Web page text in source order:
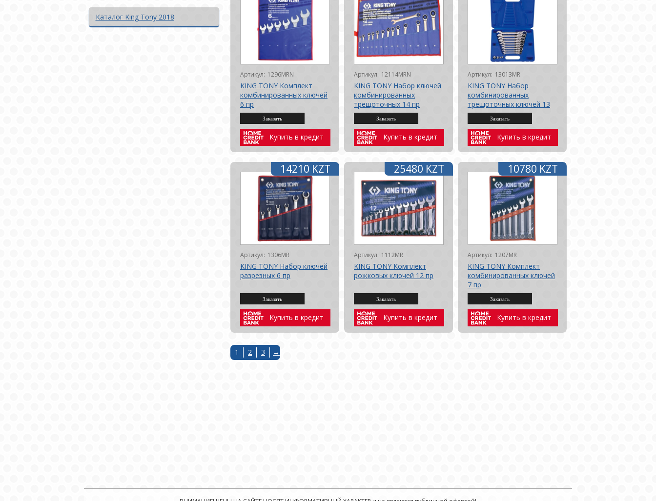
Каталог King Tony 2018
Артикул: 1296MRN
KING TONY Комплект
комбинированных ключей
6 пр
Купить в кредит
Артикул: 12114MRN
KING TONY Набор ключей
комбинированных
трещоточных 14 пр
Купить в кредит
Артикул: 13013MR
KING TONY Набор
комбинированных
трещоточных ключей 13
пр
Купить в кредит
Артикул: 1306MR
KING TONY Набор ключей
разрезных 6 пр
14210 KZT
Купить в кредит
Артикул: 1112MR
KING TONY Комплект
рожковых ключей 12 пр
25480 KZT
Купить в кредит
Артикул: 1207MR
KING TONY Комплект
комбинированных ключей
7 пр
10780 KZT
Купить в кредит
1 2 3 →